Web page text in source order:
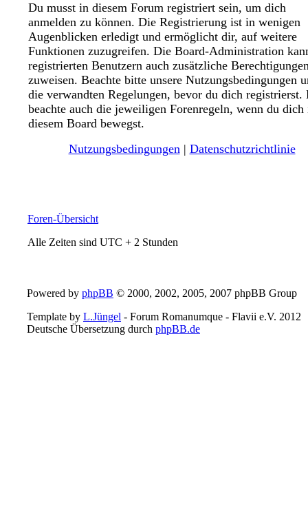
Du musst in diesem Forum registriert sein, um dich
anmelden zu können. Die Registrierung ist in wenigen
Augenblicken erledigt und ermöglicht dir, auf weitere
Funktionen zuzugreifen. Die Board-Administration
registrierten Benutzern auch zusätzliche
zuweisen. Beachte bitte unsere Nutzungsbedingungen
die verwandten Regelungen, bevor du dich registrierst.
beachte auch die jeweiligen Forenregeln, wenn du dich
diesem Board bewegst.
Nutzungsbedingungen| Datenschutzrichtlinie
Foren-Übersicht
Alle Zeiten sind UTC + 2 Stunden
Powered by phpBB © 2000, 2002, 2005, 2007 phpBB Group
Template by L.Jüngel - Forum Romanumque - Flavii e.V. 2012
Deutsche Übersetzung durch phpBB.de